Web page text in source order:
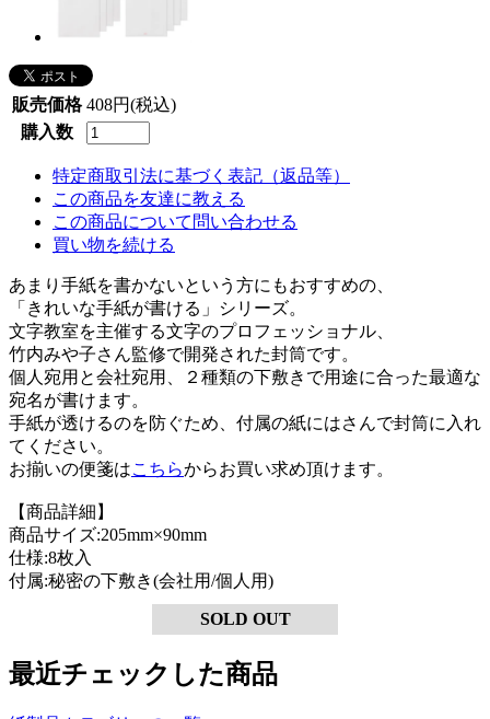
販売価格 408円(税込)
購入数
特定商取引法に基づく表記（返品等）
この商品を友達に教える
この商品について問い合わせる
買い物を続ける
あまり手紙を書かないという方にもおすすめの、
「きれいな手紙が書ける」シリーズ。
文字教室を主催する文字のプロフェッショナル、
竹内みや子さん監修で開発された封筒です。
個人宛用と会社宛用、２種類の下敷きで用途に合った最適な
宛名が書けます。
手紙が透けるのを防ぐため、付属の紙にはさんで封筒に入れ
てください。
お揃いの便箋はこちらからお買い求め頂けます。
【商品詳細】
商品サイズ:205mm×90mm
仕様:8枚入
付属:秘密の下敷き(会社用/個人用)
SOLD OUT
最近チェックした商品